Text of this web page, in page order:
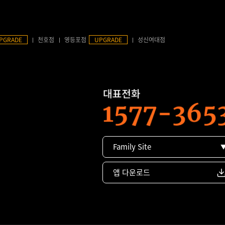
천호점 영등포점 UPGRADE 성신여대점
Family Site
앱 다운로드